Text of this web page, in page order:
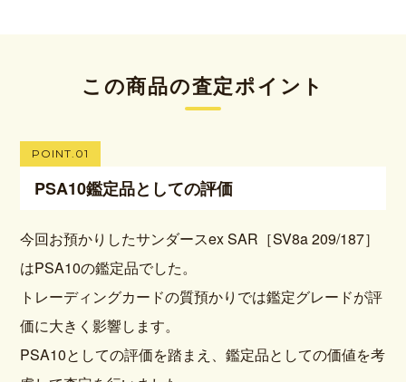
この商品の査定ポイント
POINT.01
PSA10鑑定品としての評価
今回お預かりしたサンダースex SAR［SV8a 209/187］
はPSA10の鑑定品でした。
トレーディングカードの質預かりでは鑑定グレードが評
価に大きく影響します。
PSA10としての評価を踏まえ、鑑定品としての価値を考